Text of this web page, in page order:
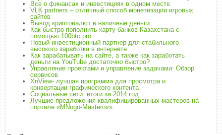
Все о финансах и инвестициях в одном месте
VLK partners – отличный способ монетизации игровых
сайтов
Вывод криптовалют в наличные деньги
Как быстро пополнить карту банков Казахстана с
помощью 100btc.pro
Новый инвестиционный партнер для стабильного
высокого заработка в интернете
Как зарабатывать на сайте, а также как заработать
деньги на YouTube достаточно быстро?
Управление проектами и управление задачами: Обзор
сервисов
XnView- лучшая программа для просмотра и
конвертации графического контента
Социальные сети: итоги за 2014 год
Лучшие предложения квалифицированных мастеров на
портале «MNogo-Masterov»